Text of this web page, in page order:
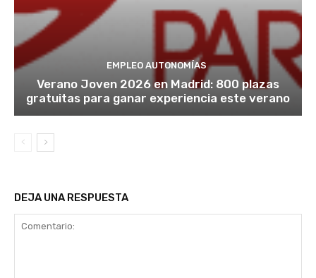
EMPLEO AUTONOMÍAS
Verano Joven 2026 en Madrid: 800 plazas
gratuitas para ganar experiencia este verano
DEJA UNA RESPUESTA